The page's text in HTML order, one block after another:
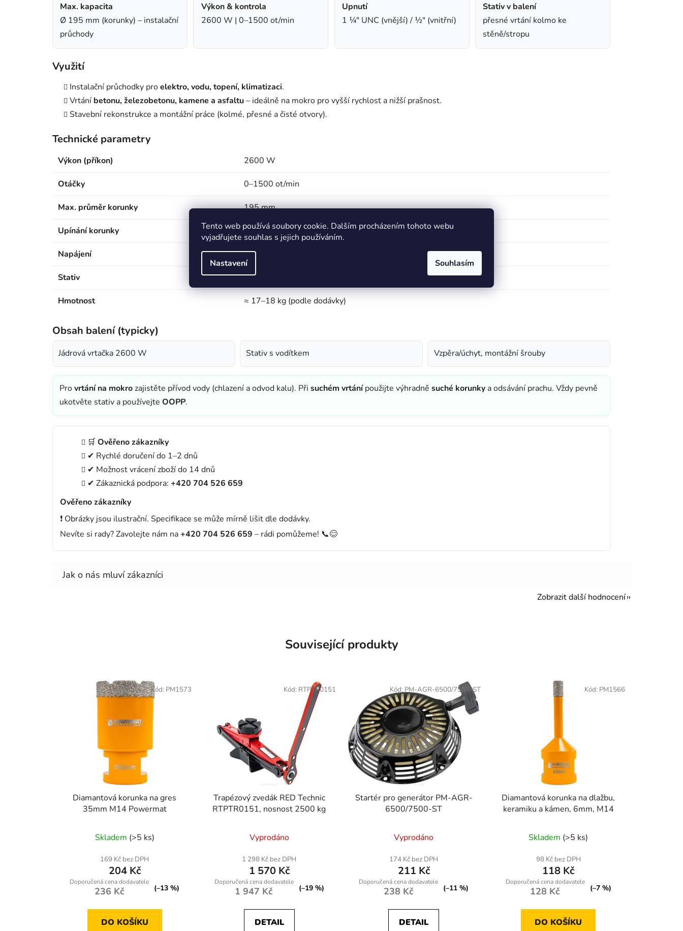
Tento web používá soubory cookie. Dalším procházením tohoto webu
vyjadřujete souhlas s jejich používáním.
Nastavení Souhlasím
Max. kapacita
Ø 195 mm (korunky) – instalační
průchody
Výkon & kontrola
2600 W | 0–1500 ot/min
Upnutí
1 ¼" UNC (vnější) / ½" (vnitřní)
Stativ v balení
přesné vrtání kolmo ke
stěně/stropu
Využití
Instalační průchodky proelektro, vodu, topení, klimatizaci.
Vrtání betonu, železobetonu, kamene a asfaltu– ideálně na mokro pro vyšší rychlost a nižší prašnost.
Stavební rekonstrukce a montážní práce (kolmé, přesné a čisté otvory).
Technické parametry
Výkon (příkon) 2600 W
Otáčky 0–1500 ot/min
Max. průměr korunky 195 mm
Upínání korunky vnější 1 ¼" UNC / vnitřní ½"
Napájení 230 V / 50 Hz
Stativ součást balení (sloup Ø 46 mm; vedení kolmo)
Hmotnost ≈ 17–18 kg (podle dodávky)
Obsah balení (typicky)
Jádrová vrtačka 2600 W Stativ s vodítkem Vzpěra/úchyt, montážní šrouby
Provrtání na mokrozajistěte přívod vody (chlazení a odvod kalu). Při suchém vrtánípoužijte výhradně suché korunkya odsávání prachu. Vždy pevně
ukotvěte stativ a používejte OOPP.
🛒 Ověřeno zákazníky
✔ Rychlé doručení do 1–2 dnů
✔ Možnost vrácení zboží do 14 dnů
✔ Zákaznická podpora: +420 704 526 659
Ověřeno zákazníky
❗ Obrázky jsou ilustrační. Specifikace se může mírně lišit dle dodávky.
Nevíte si rady? Zavolejte nám na+420 704 526 659 – rádi pomůžeme! 📞😊
Zobrazit další hodnocení
Související produkty
Diamantová korunka na gres
35mm M14 Powermat
Skladem (>5 ks)
169 Kč bez DPH
204 Kč
236 Kč (–13 %)
DO KOŠÍKU
Kód: PM1573
Trapézový zvedák RED Technic
RTPTR0151, nosnost 2500 kg
Vyprodáno
1 298 Kč bez DPH
1 570 Kč
1 947 Kč (–19 %)
DETAIL
Kód: RTPTR0151
Startér pro generátor PM-AGR-
6500/7500-ST
Vyprodáno
174 Kč bez DPH
211 Kč
238 Kč (–11 %)
DETAIL
Kód:PM-AGR-6500/7500-ST
Diamantová korunka na dlažbu,
keramiku a kámen, 6mm, M14
Skladem (>5 ks)
98 Kč bez DPH
118 Kč
128 Kč (–7 %)
DO KOŠÍKU
Kód: PM1566